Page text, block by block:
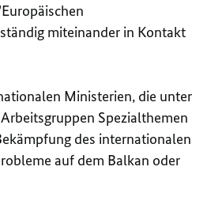
miteinander in Kontakt
Ministerien, die unter
Spezialthemen
des internationalen
auf dem Balkan oder